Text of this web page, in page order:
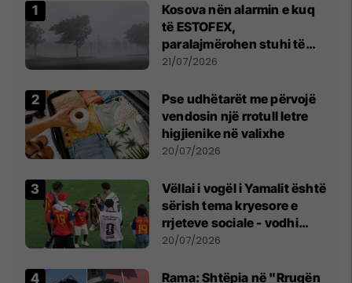
Kosova nën alarmin e kuq
të ESTOFEX,
paralajmërohen stuhi të
fuqishme me breshër dhe
21/07/2026
Pse udhëtarët me përvojë
vendosin një rrotull letre
higjienike në valixhe
20/07/2026
Vëllai i vogël i Yamalit është
sërish tema kryesore e
rrjeteve sociale - vodhi
vëmendjen pas finales së
20/07/2026
Rama: Shtëpia në "Rrugën